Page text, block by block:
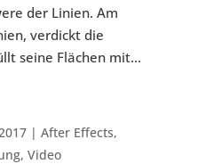
der Linien. Am
verdickt die
seine Flächen mit...
| After Effects,
, Video